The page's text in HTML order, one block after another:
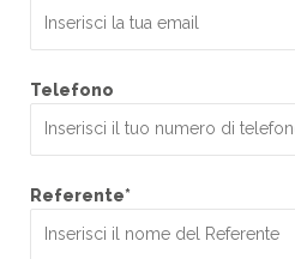
Telefono
Referente*